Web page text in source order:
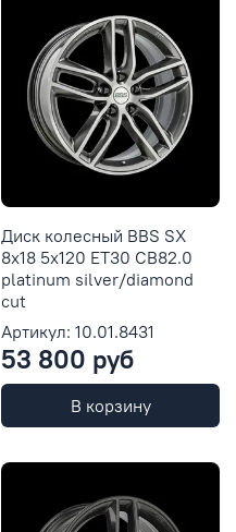
Диск колесный BBS SX
8x18 5x120 ET30 CB82.0
platinum silver/diamond
cut
Артикул: 10.01.8431
53 800 руб
В корзину